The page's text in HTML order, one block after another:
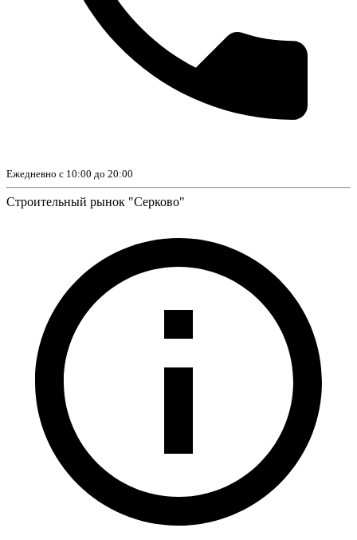
Ежедневно с 10:00 до 20:00
Строительный рынок "Серково"